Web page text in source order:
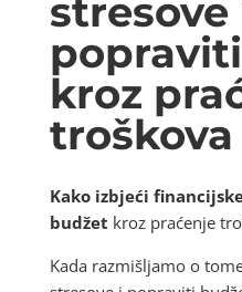
stresove
kroz
troškova
Kako izbjeći
budžet kroz praćenje
Kada razmišljamo o